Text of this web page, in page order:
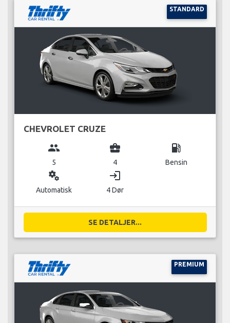
STANDARD
CHEVROLET CRUZE
group
5
business_center
4
local_gas_station
Bensin
miscellaneous_services
Automatisk
login
4 Dør
SE DETALJER...
PREMIUM